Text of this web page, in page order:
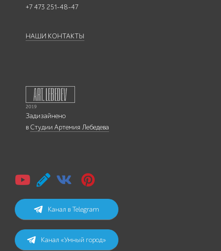
+7 473 251-48-47
НАШИ КОНТАКТЫ
Задизайнено
в Студии Артемия Лебедева
Канал в Telegram
Канал «Умный город»